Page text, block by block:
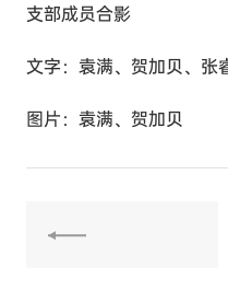
支部成员合影
文字：袁满、贺加贝、张
图片：袁满、贺加贝